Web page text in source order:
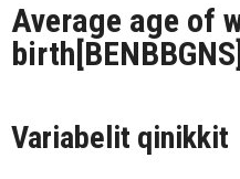
Average age of
birth [BENBBGNS]
Variabelit qinikkit